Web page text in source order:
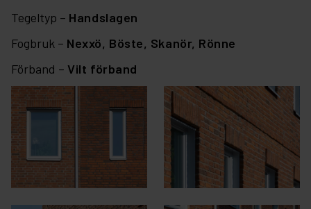
Tegeltyp – Handslagen
Fogbruk – Nexxö, Böste, Skanör, Rönne
Förband – Vilt förband